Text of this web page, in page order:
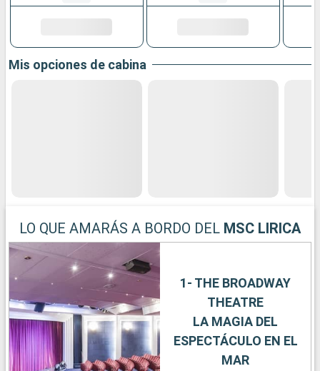
Mis opciones de cabina
LO QUE AMARÁS A BORDO DEL MSC LIRICA
1- THE BROADWAY
THEATRE
LA MAGIA DEL
ESPECTÁCULO EN EL
MAR